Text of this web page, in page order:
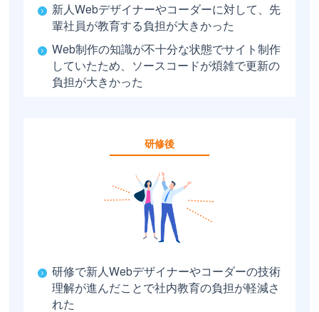
新人Webデザイナーやコーダーに対して、先
輩社員が教育する負担が大きかった
Web制作の知識が不十分な状態でサイト制作
していたため、ソースコードが煩雑で更新の
負担が大きかった
研修後
研修で新人Webデザイナーやコーダーの技術
理解が進んだことで社内教育の負担が軽減さ
れた